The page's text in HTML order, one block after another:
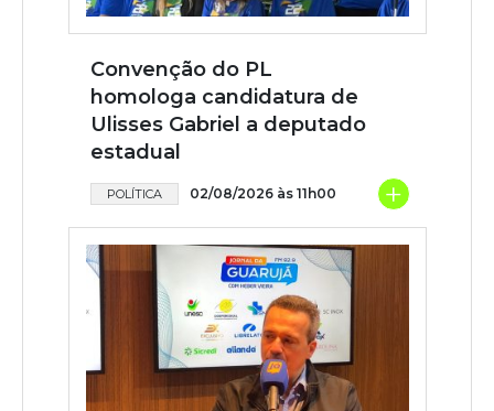
Convenção do PL
homologa candidatura de
Ulisses Gabriel a deputado
estadual
POLÍTICA 02/08/2026 às 11h00 +